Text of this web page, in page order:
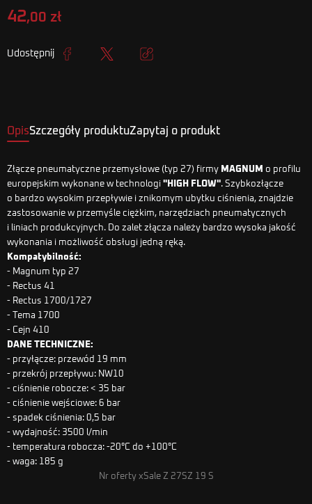
42,00 zł
Udostępnij
OpisSzczegóły produktuZapytaj o produkt
Złącze pneumatyczne przemysłowe (typ 27) firmy MAGNUM o profilu
europejskim wykonane w technologi "HIGH FLOW". Szybkozłącze
o bardzo wysokim przepływie i znikomym ubytku ciśnienia, znajdzie
zastosowanie w przemyśle ciężkim, narzędziach pneumatycznych
i liniach produkcyjnych. Do zalet złącza należy bardzo wysoka jakość
wykonania i możliwość obsługi jedną ręką.
Kompatybilność:
- Magnum typ 27
- Rectus 41
- Rectus 1700/1727
- Tema 1700
- Cejn 410
DANE TECHNICZNE:
- przyłącze: przewód 19 mm
- przekrój przepływu: NW10
- ciśnienie robocze: < 35 bar
- ciśnienie wejściowe: 6 bar
- spadek ciśnienia: 0,5 bar
- wydajność: 3500 l/min
- temperatura robocza: -20°C do +100°C
- waga: 185 g
Nr oferty xSale Z 27SZ 19 S